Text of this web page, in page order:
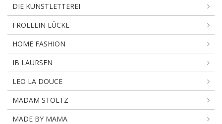
DIE KUNSTLETTEREI
FROLLEIN LÜCKE
HOME FASHION
IB LAURSEN
LEO LA DOUCE
MADAM STOLTZ
MADE BY MAMA